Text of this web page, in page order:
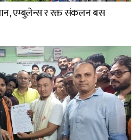
एम्बुलेन्स र रक्त संकलन बस